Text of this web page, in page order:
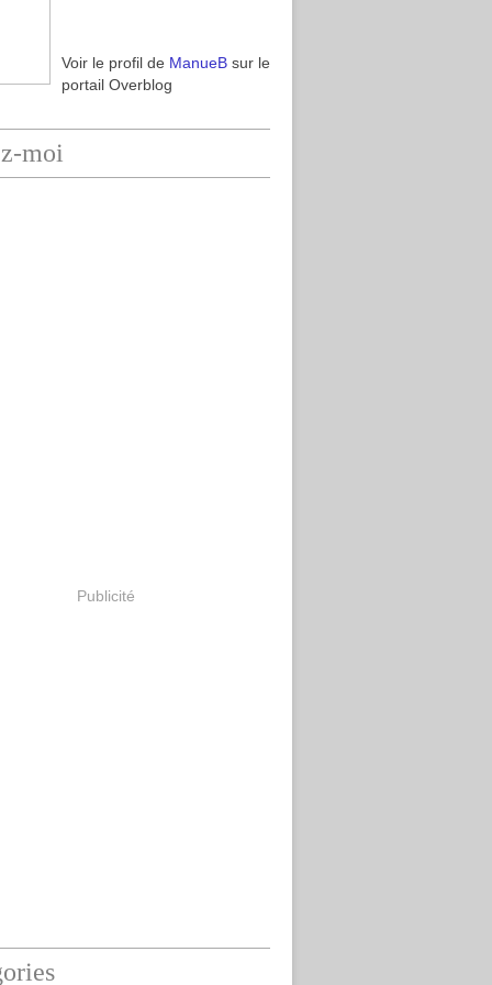
Voir le profil de ManueB sur le
portail Overblog
moi
Publicité